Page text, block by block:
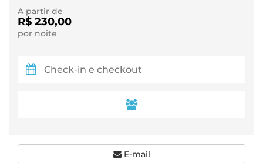
A partir de
R$ 230,00
por noite
E-mail